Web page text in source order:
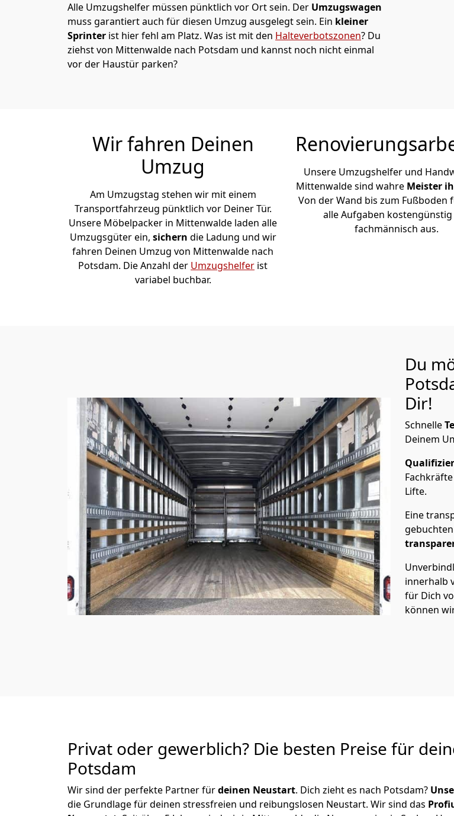
Alle Umzugshelfer müssen pünktlich vor Ort sein. Der Umzugswagen
muss garantiert auch für diesen Umzug ausgelegt sein. Ein kleiner
Sprinter ist hier fehl am Platz. Was ist mit den Halteverbotszonen? Du
ziehst von Mittenwalde nach Potsdam und kannst noch nicht einmal
vor der Haustür parken?
Wir fahren Deinen
Umzug
Am Umzugstag stehen wir mit einem
Transportfahrzeug pünktlich vor Deiner Tür.
Unsere Möbelpacker in Mittenwalde laden alle
Umzugsgüter ein, sichern die Ladung und wir
fahren Deinen Umzug von Mittenwalde nach
Potsdam. Die Anzahl der Umzugshelfer ist
variabel buchbar.
Unsere Umzugshelfer und
Mittenwalde sind wahre Meister
Von der Wand bis zum Fußboden
alle Aufgaben
fachmännisch aus.
Du
Dir!
Schnelle
Deinem
Lifte.
Eine
innerhalb
für Dich
können
Privat oder gewerblich? Die besten Preise für
Potsdam
Wir sind der perfekte Partner fürdeinen Neustart. Dich zieht es nach Potsdam?
die Grundlage für deinen stressfreien und reibungslosen Neustart. Wir sind das